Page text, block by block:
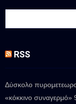
RSS
Δύσκολο
«κόκκινο συναγερμό»